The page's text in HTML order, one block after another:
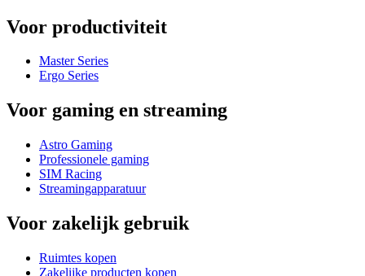
Voor productiviteit
Master Series
Ergo Series
Voor gaming en streaming
Astro Gaming
Professionele gaming
SIM Racing
Streamingapparatuur
Voor zakelijk gebruik
Ruimtes kopen
Zakelijke producten kopen